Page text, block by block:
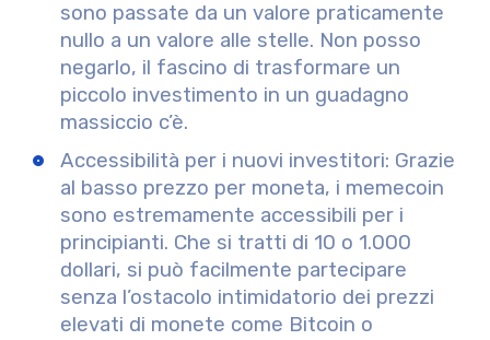
sono passate da un valore praticamente
nullo a un valore alle stelle. Non posso
negarlo, il fascino di trasformare un
piccolo investimento in un guadagno
massiccio c’è.
Accessibilità per i nuovi investitori: Grazie
al basso prezzo per moneta, i memecoin
sono estremamente accessibili per i
principianti. Che si tratti di 10 o 1.000
dollari, si può facilmente partecipare
senza l’ostacolo intimidatorio dei prezzi
elevati di monete come Bitcoin o